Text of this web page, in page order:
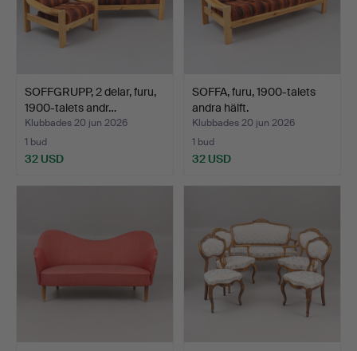
SOFFGRUPP, 2 delar, furu,
1900-talets andr…
Klubbades 20 jun 2026
1 bud
32 USD
SOFFA, furu, 1900-talets
andra hälft.
Klubbades 20 jun 2026
1 bud
32 USD